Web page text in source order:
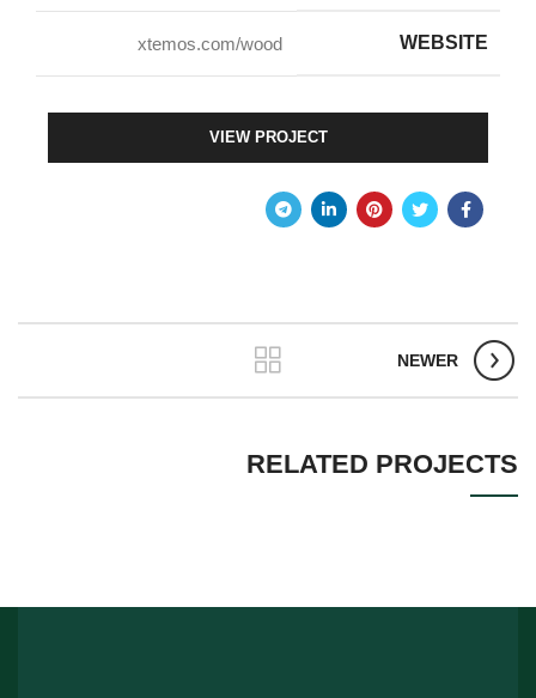
WEBSITE
xtemos.com/wood
VIEW PROJECT
NEWER
RELATED PROJECTS